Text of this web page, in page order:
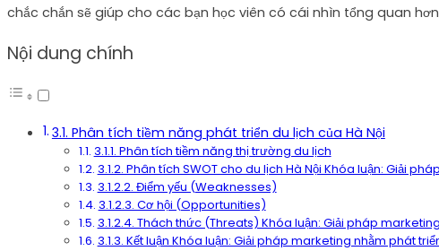
chắc chắn sẽ giúp cho các bạn học viên có cái nhìn tổng quan
Nội dung chính
3.1. Phân tích tiềm năng phát triển du lịch của Hà Nội
3.1.1. Phân tích tiềm năng thị trường du lịch
3.1.2. Phân tích SWOT cho du lịch Hà Nội Khóa luận: Giải
3.1.2.2. Điểm yếu (Weaknesses)
3.1.2.3. Cơ hội (Opportunities)
3.1.2.4. Thách thức (Threats) Khóa luận: Giải pháp
3.1.3. Kết luận Khóa luận: Giải pháp marketing nhằm phát